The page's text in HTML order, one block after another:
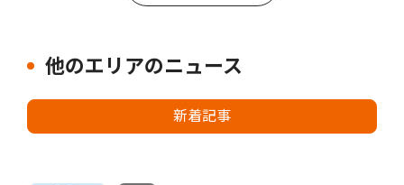
他のエリアのニュース
新着記事